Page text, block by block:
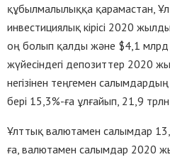
құбылмалылыққа қарамастан,
инвестициялық кірісі 2020
оң болып қалды және $4,1 млрд
жүйесіндегі депозиттер 2020
негізінен теңгемен
бері 15,3%-ға ұлғайып, 21,9
Ұлттық валютамен салымдар
ға, валютамен салымдар 2020